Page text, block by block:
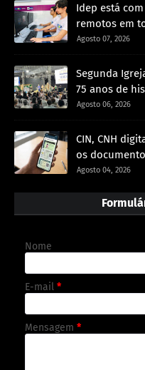
Idep está
remotos em
Agosto 07, 2026
Segunda
75 anos de
Agosto 06, 2026
CIN, CNH
os
Agosto 04, 2026
Nome
E-mail *
Mensagem *